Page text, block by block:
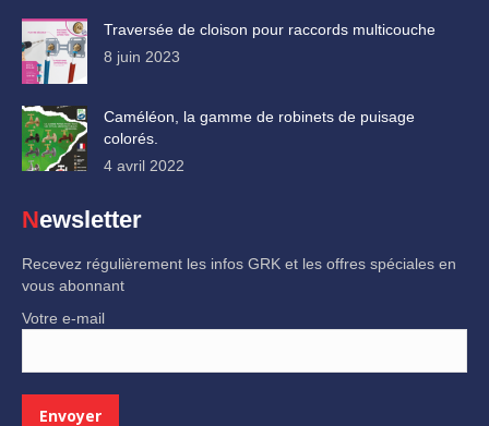
Traversée de cloison pour raccords multicouche
8 juin 2023
Caméléon, la gamme de robinets de puisage
colorés.
4 avril 2022
Newsletter
Recevez régulièrement les infos GRK et les offres spéciales en
vous abonnant
Votre e-mail